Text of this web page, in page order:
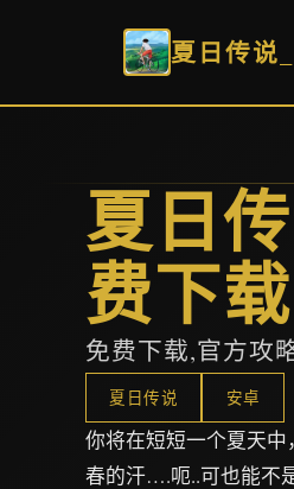
夏日传说
夏日
费下载
免费下载,官方攻
夏日传说 安卓
你将在短短一个夏天
春的汗….呃..可也能不